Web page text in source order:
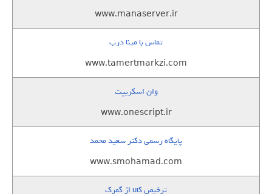
www.manaserver.ir
تماس با مینا درب
www.tamertmarkzi.com
وان اسکریپت
www.onescript.ir
پایگاه رسمی دکتر سعید محمد
www.smohamad.com
ترخیص کالا از گمرک